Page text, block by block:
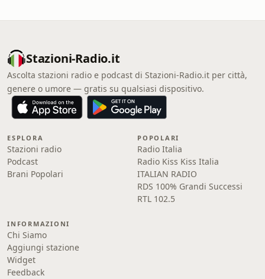
Stazioni-Radio.it
Ascolta stazioni radio e podcast di Stazioni-Radio.it per città,
genere o umore — gratis su qualsiasi dispositivo.
ESPLORA
Stazioni radio
Podcast
Brani Popolari
POPOLARI
Radio Italia
Radio Kiss Kiss Italia
ITALIAN RADIO
RDS 100% Grandi Successi
RTL 102.5
INFORMAZIONI
Chi Siamo
Aggiungi stazione
Widget
Feedback